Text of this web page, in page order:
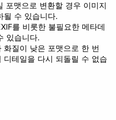
포맷으로 변환할 경우 이미지
될 수 있습니다.
를 비롯한 불필요한 메타데
있습니다.
화질이 낮은 포맷으로 한 번
디테일을 다시 되돌릴 수 없습